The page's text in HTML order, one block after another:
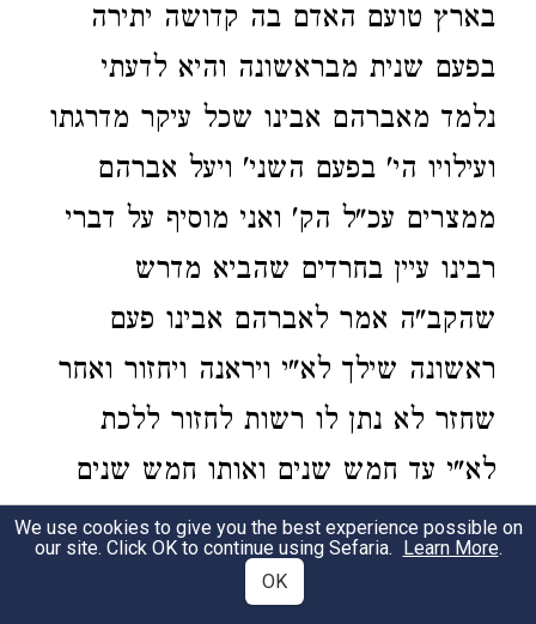
בארץ טועם האדם בה קדושה יתירה
בפעם שנית מבראשונה והיא לדעתי
נלמד מאברהם אבינו שכל עיקר מדרגתו
ועילויו הי' בפעם השני' ויעל אברהם
ממצרים עכ"ל הק' ואני מוסיף על דברי
רבינו עיין בחרדים שהביא מדרש
שהקב"ה אמר לאברהם אבינו פעם
ראשונה שילך לא"י ויראנה ויחזור ואחר
שחזר לא נתן לו רשות לחזור ללכת
לא"י עד חמש שנים ואותו חמש שנים
הי' משתוקק לחזור ללכת והוא אמר זה
הפסוק מי יתן לי אבר כיונה אעופה
We use cookies to give you the best experience possible on
our site. Click OK to continue using Sefaria. Learn More.
OK